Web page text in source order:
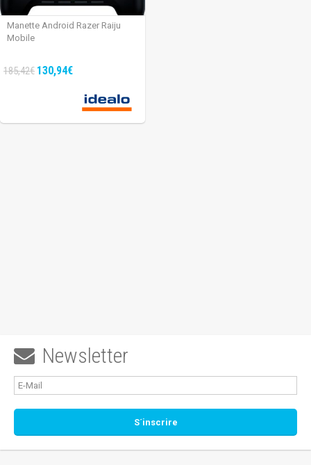
Manette Android Razer Raiju
Mobile
185,42€ 130,94€
 Newsletter